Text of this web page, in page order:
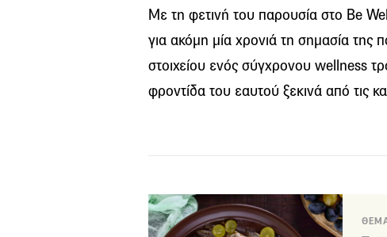
Με τη φετινή του παρουσία στο Be
για ακόμη μία χρονιά τη σημασία της
στοιχείου ενός σύγχρονου wellness
φροντίδα του εαυτού ξεκινά από τις